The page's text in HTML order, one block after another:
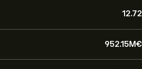
12.72
952.15M‎€‎